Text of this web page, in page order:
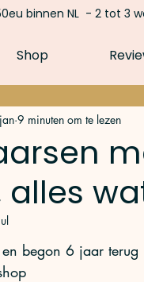
binnen NL - 2 tot 3
Shop
alles
9 minuten om te lezen
begon 6 jaar terug